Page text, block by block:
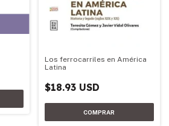
Los ferrocarriles en América
Latina
$18.93 USD